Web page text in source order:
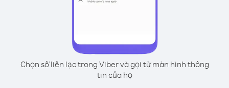
Chọn số liên lạc trong Viber và gọi từ màn hình thông
tin của họ